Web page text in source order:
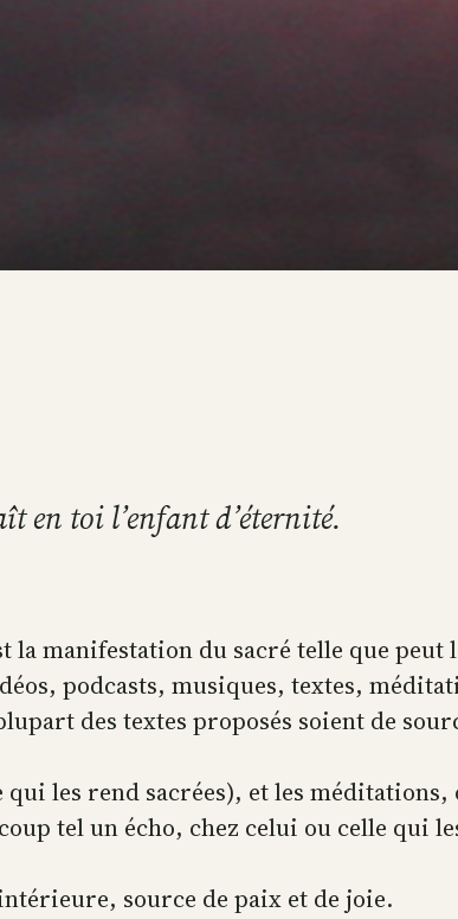
en toi l’enfant d’éternité.
la manifestation du sacré telle que peut
podcasts, musiques, textes,
des textes proposés soient de
qui les rend sacrées), et les méditations,
tel un écho, chez celui ou celle qui
source de paix et de joie.